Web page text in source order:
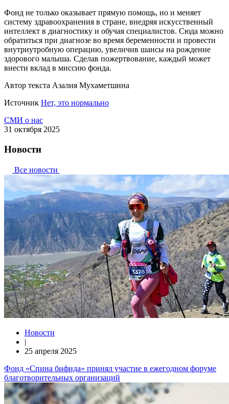
Фонд не только оказывает прямую помощь, но и меняет
систему здравоохранения в стране, внедряя искусственный
интеллект в диагностику и обучая специалистов. Сюда можно
обратиться при диагнозе во время беременности и провести
внутриутробную операцию, увеличив шансы на рождение
здорового малыша. Сделав пожертвование, каждый может
внести вклад в миссию фонда.
Автор текста Азалия Мухаметшина
Источник Нет, это нормально
СМИ о нас
31 октября 2025
Новости
Все новости
Новости
|
25 апреля 2025
Фонд «Спина бифида» принял участие в ежегодном форуме
благотворительных организаций